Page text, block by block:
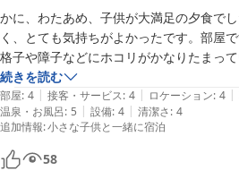
かに、わたあめ、子供が大満足の夕食で
く、とても気持ちがよかったです。部屋
格子や障子などにホコリがかなりたまっ
した方がいいと思います。デザインがオ
も多いので大変かと思いますがよろしく
で伺いたいと思います。
続きを読む
部屋: 4 | 接客・サービス: 4 | ロケーション: 4 |
温泉・お風呂: 5 | 設備: 4 | 清潔さ: 4
追加情報:小さな子供と一緒に宿泊
58